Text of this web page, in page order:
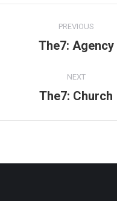
PREVIOUS
Onglet
The7: Agency
NEXT
Projets
The7: Church